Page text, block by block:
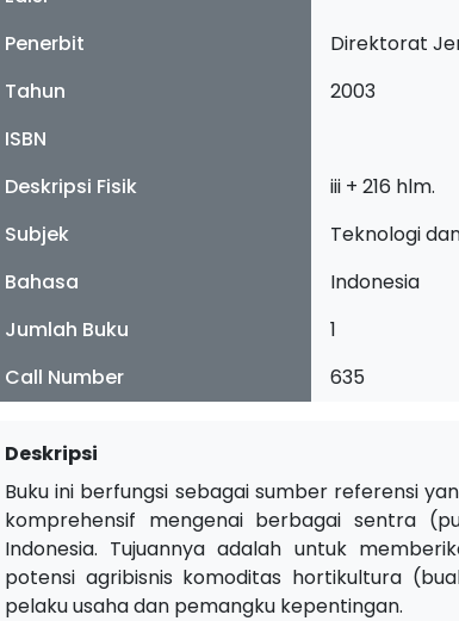
Penerbit
Direktorat
Tahun
2003
ISBN
Deskripsi Fisik
iii + 216 hlm.
Subjek
Teknologi
Bahasa
Indonesia
Jumlah Buku
1
Call Number
635
Deskripsi
Buku ini berfungsi sebagai sumber referensi
komprehensif mengenai berbagai sentra
Indonesia. Tujuannya adalah untuk
potensi agribisnis komoditas hortikultura
pelaku usaha dan pemangku kepentingan.